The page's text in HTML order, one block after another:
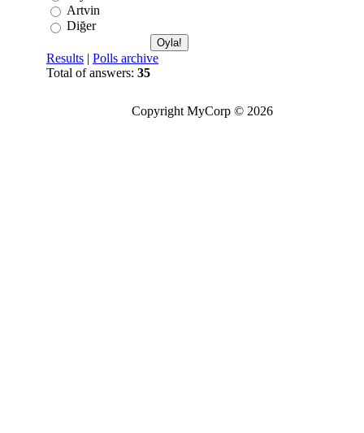
Artvin
Diğer
Results | Polls archive
Total of answers: 35
Copyright MyCorp © 2026